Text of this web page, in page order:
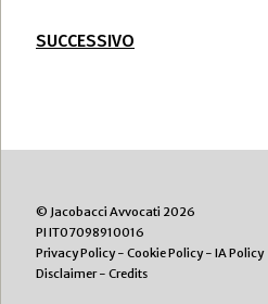
SUCCESSIVO
© Jacobacci Avvocati 2026
PI IT07098910016
Privacy Policy- Cookie Policy- IA Policy
Disclaimer- Credits